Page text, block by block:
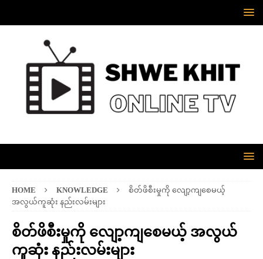
HOME KNOWLEDGE
စိတ်ဖိစီးမှုကို လျော့ကျစေမယ့်
အလွယ်ကူဆုံး နည်းလမ်းများ
စိတ်ဖိစီးမှုကို လျော့ကျစေမယ့် အလွယ်
ကူဆုံး နည်းလမ်းများ